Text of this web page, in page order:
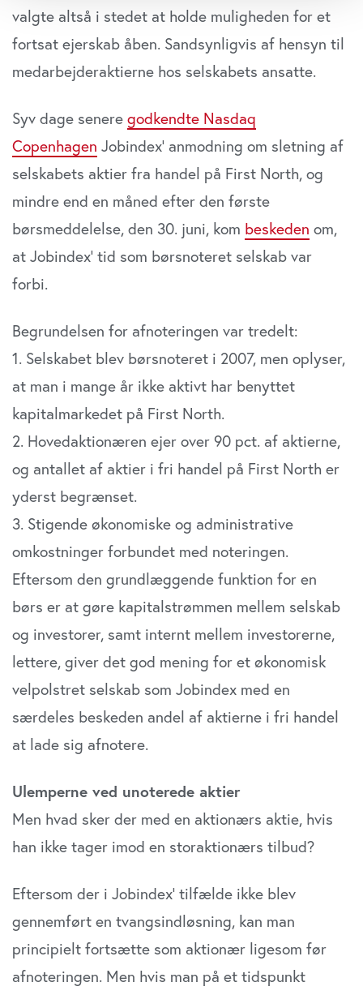
dens unikke karakteristika (fingerprinting)
Dine valg anvendes på hele websitet.
Vi bruger cookies til at tilpasse vores indhold og
at analysere vores trafik. Vi deler også oplysninger om
din brug af vores website med vores partnere inden for
analysepartnere. Vores partnere kan kombinere disse
data med andre oplysninger, du har givet dem, eller som
de har indsamlet fra din brug af deres tjenester. Du
samtykker til vores cookies, hvis du fortsætter med at
anvende vores hjemmeside.
valgte altså i stedet at holde muligheden for et
fortsat ejerskab åben. Sandsynligvis af hensyn til
medarbejderaktierne hos selskabets ansatte.
Syv dage senere godkendte Nasdaq
Copenhagen Jobindex’ anmodning om sletning af
selskabets aktier fra handel på First North, og
mindre end en måned efter den første
børsmeddelelse, den 30. juni, kom beskeden om,
at Jobindex’ tid som børsnoteret selskab var
forbi.
Begrundelsen for afnoteringen var tredelt:
1. Selskabet blev børsnoteret i 2007, men oplyser,
at man i mange år ikke aktivt har benyttet
kapitalmarkedet på First North.
2. Hovedaktionæren ejer over 90 pct. af aktierne,
og antallet af aktier i fri handel på First North er
yderst begrænset.
3. Stigende økonomiske og administrative
omkostninger forbundet med noteringen.
Eftersom den grundlæggende funktion for en
børs er at gøre kapitalstrømmen mellem selskab
og investorer, samt internt mellem investorerne,
lettere, giver det god mening for et økonomisk
velpolstret selskab som Jobindex med en
særdeles beskeden andel af aktierne i fri handel
at lade sig afnotere.
Ulemperne ved unoterede aktier
Men hvad sker der med en aktionærs aktie, hvis
han ikke tager imod en storaktionærs tilbud?
Eftersom der i Jobindex’ tilfælde ikke blev
gennemført en tvangsindløsning, kan man
principielt fortsætte som aktionær ligesom før
afnoteringen. Men hvis man på et tidspunkt